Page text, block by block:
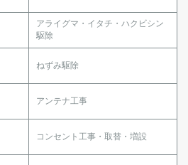
アライグマ・イタチ・ハクビシン
駆除
ねずみ駆除
アンテナ工事
コンセント工事・取替・増設